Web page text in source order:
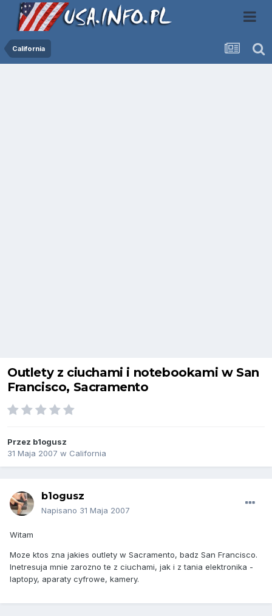
California
Outlety z ciuchami i notebookami w San
Francisco, Sacramento
Przez b1ogusz
31 Maja 2007 w California
b1ogusz
Napisano 31 Maja 2007
Witam
Moze ktos zna jakies outlety w Sacramento, badz San Francisco.
Inetresuja mnie zarozno te z ciuchami, jak i z tania elektronika -
laptopy, aparaty cyfrowe, kamery.